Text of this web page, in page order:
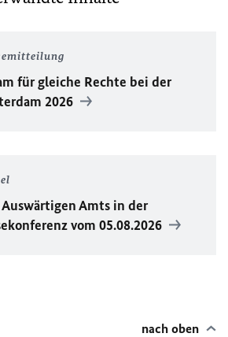
für gleiche Rechte bei der
2026
Amts in der
vom 05.08.2026
nach oben